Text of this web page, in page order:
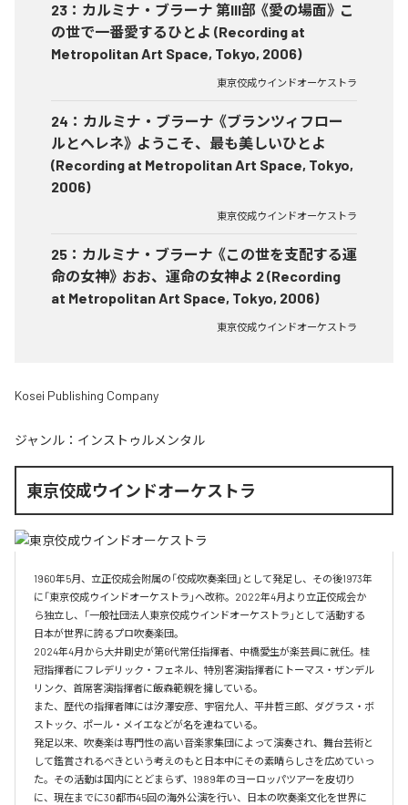
23 ： カルミナ・ブラーナ 第III部 《愛の場面》 こ
の世で一番愛するひとよ (Recording at
Metropolitan Art Space, Tokyo, 2006)
東京佼成ウインドオーケストラ
24 ： カルミナ・ブラーナ 《ブランツィフロー
ルとヘレネ》 ようこそ、最も美しいひとよ
(Recording at Metropolitan Art Space, Tokyo,
2006)
東京佼成ウインドオーケストラ
25 ： カルミナ・ブラーナ 《この世を支配する運
命の女神》 おお、運命の女神よ 2 (Recording
at Metropolitan Art Space, Tokyo, 2006)
東京佼成ウインドオーケストラ
Kosei Publishing Company
ジャンル： インストゥルメンタル
東京佼成ウインドオーケストラ
1960年5月、立正佼成会附属の「佼成吹奏楽団」として発足し、その後1973年
に「東京佼成ウインドオーケストラ」へ改称。2022年4月より立正佼成会か
ら独立し、「一般社団法人東京佼成ウインドオーケストラ」として活動する
日本が世界に誇るプロ吹奏楽団。
2024年4月から大井剛史が第6代常任指揮者、中橋愛生が楽芸員に就任。桂
冠指揮者にフレデリック・フェネル、特別客演指揮者にトーマス・ザンデル
リンク、首席客演指揮者に飯森範親を擁している。
また、歴代の指揮者陣には汐澤安彦、宇宿允人、平井哲三郎、ダグラス・ボ
ストック、ポール・メイエなどが名を連ねている。
発足以来、吹奏楽は専門性の高い音楽家集団によって演奏され、舞台芸術と
して鑑賞されるべきという考えのもと日本中にその素晴らしさを広めていっ
た。その活動は国内にとどまらず、1989年のヨーロッパツアーを皮切り
に、現在までに30都市45回の海外公演を行い、日本の吹奏楽文化を世界に